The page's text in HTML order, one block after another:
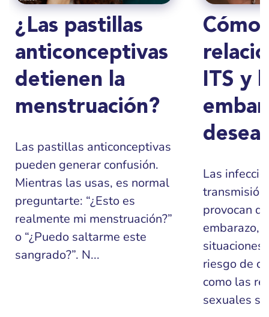
¿Las pastillas
anticonceptivas
detienen la
menstruación?
Las pastillas anticonceptivas
pueden generar confusión.
Mientras las usas, es normal
preguntarte: “¿Esto es
realmente mi menstruación?”
o “¿Puedo saltarme este
sangrado?”. N...
Cómo
ITS y
Las
transmisión
provocan
embarazo,
situaciones
riesgo de
como las
sexuales